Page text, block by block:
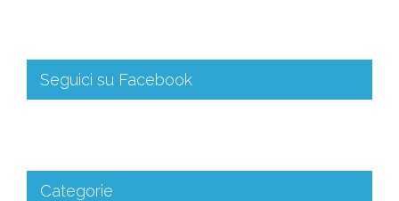
Seguici su Facebook
Categorie